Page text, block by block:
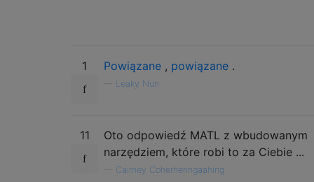
1 Powiązane , powiązane .
Leaky Nun
11
Oto odpowiedź MATL z wbudowanym
narzędziem, które robi to za Ciebie ...
Cairney Coherheringaahing